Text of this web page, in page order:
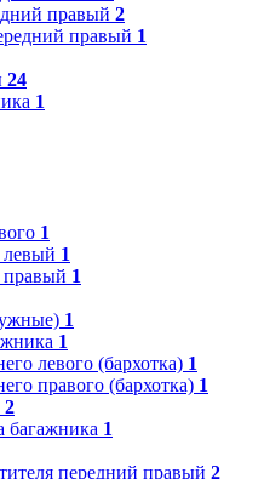
правый 2
правый 1
24
1
1
1
1
1
1
левого (бархотка) 1
правого (бархотка) 1
2
багажника 1
передний правый 2